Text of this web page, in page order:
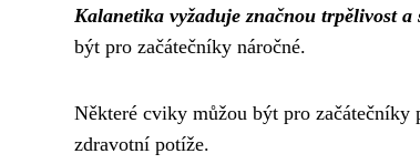
Kalanetika vyžaduje značnou trpělivost a
být pro začátečníky náročné.
Některé cviky můžou být pro
zdravotní potíže.